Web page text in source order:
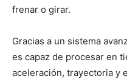
frenar o girar.
Gracias a un sistema
es capaz de procesar en
aceleración, trayectoria y